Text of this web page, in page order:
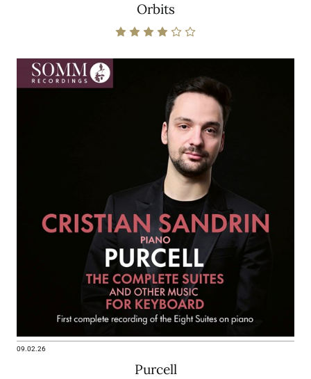
Orbits
09.02.26
Purcell